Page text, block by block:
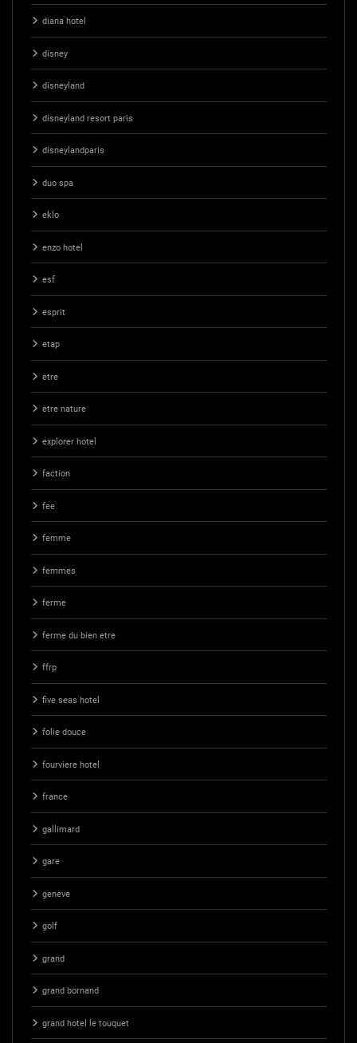
diana hotel
disney
disneyland
disneyland resort paris
disneylandparis
duo spa
eklo
enzo hotel
esf
esprit
etap
etre
etre nature
explorer hotel
faction
fee
femme
femmes
ferme
ferme du bien etre
ffrp
five seas hotel
folie douce
fourviere hotel
france
gallimard
gare
geneve
golf
grand
grand bornand
grand hotel le touquet